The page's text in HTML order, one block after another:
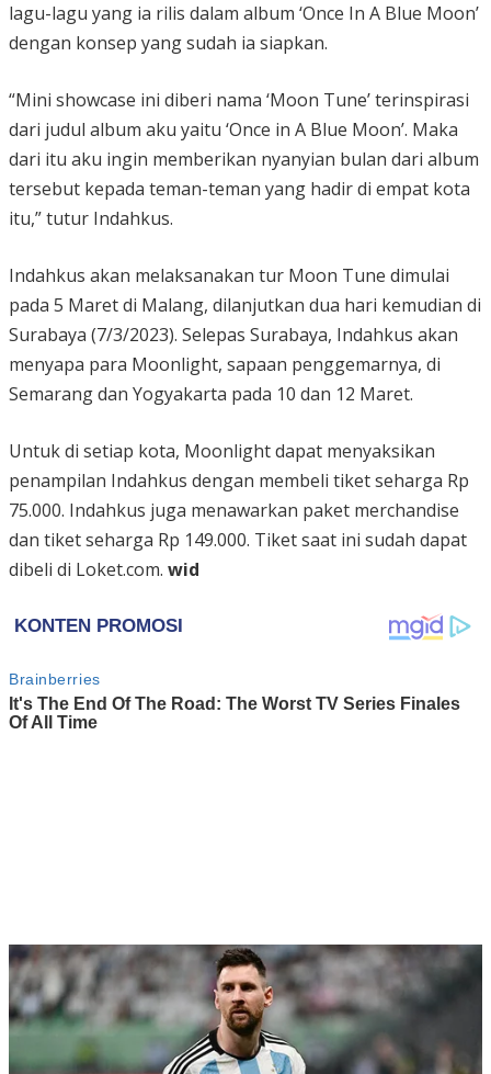
lagu-lagu yang ia rilis dalam album ‘Once In A Blue Moon’
dengan konsep yang sudah ia siapkan.
“Mini showcase ini diberi nama ‘Moon Tune’ terinspirasi
dari judul album aku yaitu ‘Once in A Blue Moon’. Maka
dari itu aku ingin memberikan nyanyian bulan dari album
tersebut kepada teman-teman yang hadir di empat kota
itu,” tutur Indahkus.
Indahkus akan melaksanakan tur Moon Tune dimulai
pada 5 Maret di Malang, dilanjutkan dua hari kemudian di
Surabaya (7/3/2023). Selepas Surabaya, Indahkus akan
menyapa para Moonlight, sapaan penggemarnya, di
Semarang dan Yogyakarta pada 10 dan 12 Maret.
Untuk di setiap kota, Moonlight dapat menyaksikan
penampilan Indahkus dengan membeli tiket seharga Rp
75.000. Indahkus juga menawarkan paket merchandise
dan tiket seharga Rp 149.000. Tiket saat ini sudah dapat
dibeli di Loket.com. wid